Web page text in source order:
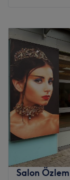
Dienstag
Mittwoch
Donnerstag
Freitag
Samstag
Sonntag
Mit
Dorawa in
Spitzenteam,
und
umfangreichen
Salon